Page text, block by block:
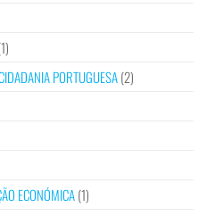
PORTUGUESA(2)
ECONÓMICA(1)